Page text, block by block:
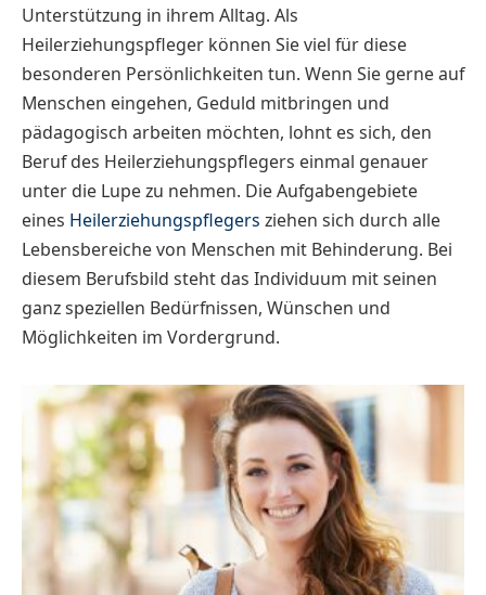
Unterstützung in ihrem Alltag. Als
Heilerziehungspfleger können Sie viel für diese
besonderen Persönlichkeiten tun. Wenn Sie gerne auf
Menschen eingehen, Geduld mitbringen und
pädagogisch arbeiten möchten, lohnt es sich, den
Beruf des Heilerziehungspflegers einmal genauer
unter die Lupe zu nehmen. Die Aufgabengebiete
eines Heilerziehungspflegers ziehen sich durch alle
Lebensbereiche von Menschen mit Behinderung. Bei
diesem Berufsbild steht das Individuum mit seinen
ganz speziellen Bedürfnissen, Wünschen und
Möglichkeiten im Vordergrund.